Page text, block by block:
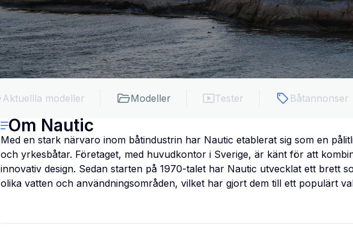
Aktuellla modeller Modeller Tester Båtannonser
Om Nautic
Med en stark närvaro inom båtindustrin har Nautic etablerat sig som en
och yrkesbåtar. Företaget, med huvudkontor i Sverige, är känt för att
innovativ design. Sedan starten på 1970-talet har Nautic utvecklat ett brett
olika vatten och användningsområden, vilket har gjort dem till ett populärt